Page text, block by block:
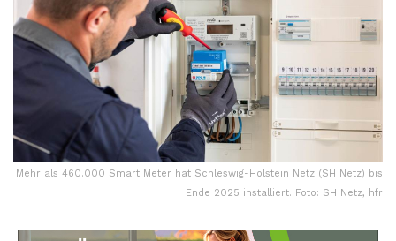
Mehr als 460.000 Smart Meter hat Schleswig-Holstein Netz (SH Netz) bis
Ende 2025 installiert. Foto: SH Netz, hfr